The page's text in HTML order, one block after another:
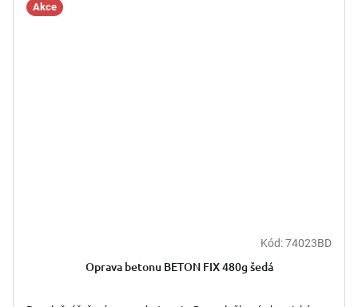
Akce
Kód:74023BD
Oprava betonu BETON FIX 480g šedá